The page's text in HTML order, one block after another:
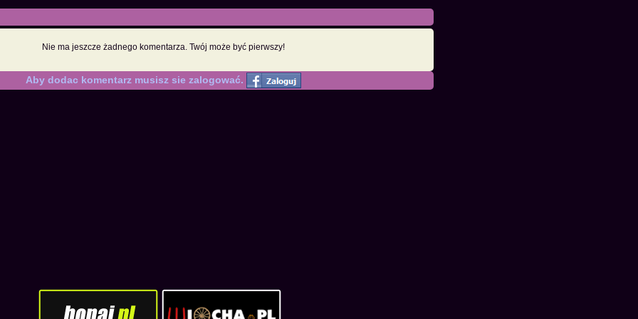
Nie ma jeszcze żadnego komentarza. Twój może być pierwszy!
Aby dodac komentarz musisz sie zalogować.